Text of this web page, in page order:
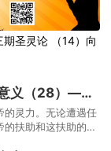
论 （14）向
爱之音丨《神预定得荣耀的人》受苦的意义（28）—为上帝的荣耀受苦
的灵力。无论遭遇任
扶助和这扶助的力